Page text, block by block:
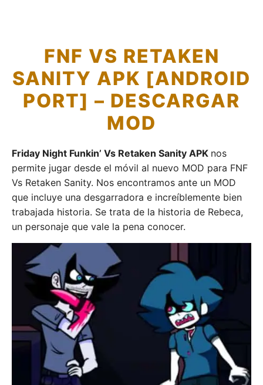
FNF VS RETAKEN
SANITY APK [ANDROID
PORT] – DESCARGAR
MOD
Friday Night Funkin’ Vs Retaken Sanity APK nos
permite jugar desde el móvil al nuevo MOD para FNF
Vs Retaken Sanity. Nos encontramos ante un MOD
que incluye una desgarradora e increíblemente bien
trabajada historia. Se trata de la historia de Rebeca,
un personaje que vale la pena conocer.